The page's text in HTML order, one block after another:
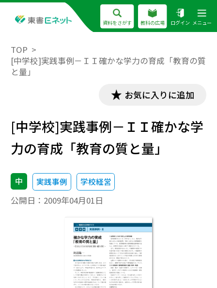
資料をさがす 教科の広場 ログイン メニュー
TOP
[中学校]実践事例－ＩＩ確かな学力の育成「教育の質
と量」
お気に入りに追加
[中学校]実践事例－ＩＩ確かな学
力の育成「教育の質と量」
中 実践事例 学校経営
公開日： 2009年04月01日